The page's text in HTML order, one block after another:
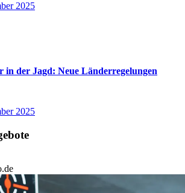
2025
in der Jagd: Neue Länderregelungen
2025